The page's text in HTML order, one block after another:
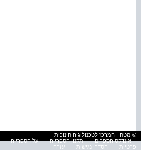
© מטח - המרכז לטכנולוגיה חינוכית
אינדקס הספרים
תקנון הספרייה על הספרייה
פרטיות
הסדרי נגישות עזרה